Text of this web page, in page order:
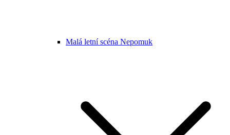
Malá letní scéna Nepomuk